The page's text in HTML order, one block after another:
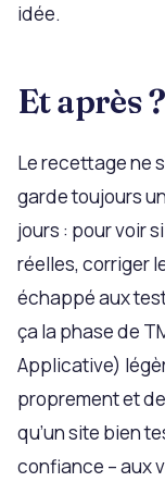
idée.
Et après ?
Le recettage ne
garde toujours
jours : pour voir
réelles, corriger
échappé aux
ça la phase de
Applicative)
proprement et
qu’un site bien
confiance – aux